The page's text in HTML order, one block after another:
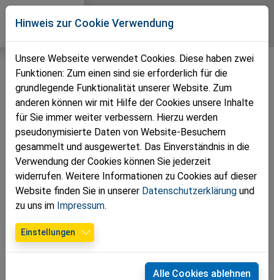
Direkt zur Hauptnavigation springen
Direkt zum Inhalt springen
Zur Unternavigation springen
Kinderkunst im Advent: VPNÖ
präsentiert neues
Hinweis zur Cookie Verwendung
Unsere Webseite verwendet Cookies. Diese haben zwei
Funktionen: Zum einen sind sie erforderlich für die
grundlegende Funktionalität unserer Website. Zum
anderen können wir mit Hilfe der Cookies unsere Inhalte
für Sie immer weiter verbessern. Hierzu werden
pseudonymisierte Daten von Website-Besuchern
gesammelt und ausgewertet. Das Einverständnis in die
Verwendung der Cookies können Sie jederzeit
widerrufen. Weitere Informationen zu Cookies auf dieser
Website finden Sie in unserer Datenschutzerklärung und
zu uns im Impressum.
Einstellungen
Alle Cookies ablehnen